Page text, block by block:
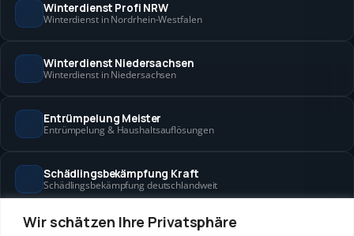
Wir schätzen Ihre Privatsphäre
Winterdienst Profi NRW
Winterdienst in Nordrhein-Westfalen
Winterdienst Niedersachsen
Winterdienst in Niedersachsen
Entrümpelung Meister
Entrümpelung & Haushaltsauflösungen
Schädlingsbekämpfung Kraft
Schädlingsbekämpfung deutschlandweit
Hanse Objektservice